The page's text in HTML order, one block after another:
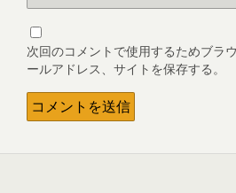
次回のコメントで使用するためブラ
ールアドレス、サイトを保存する。